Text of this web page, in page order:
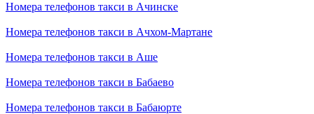
Номера телефонов такси в Ачинске
Номера телефонов такси в Ачхом-Мартане
Номера телефонов такси в Аше
Номера телефонов такси в Бабаево
Номера телефонов такси в Бабаюрте